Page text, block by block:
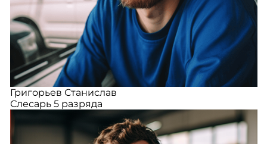
Григорьев Станислав
Слесарь 5 разряда